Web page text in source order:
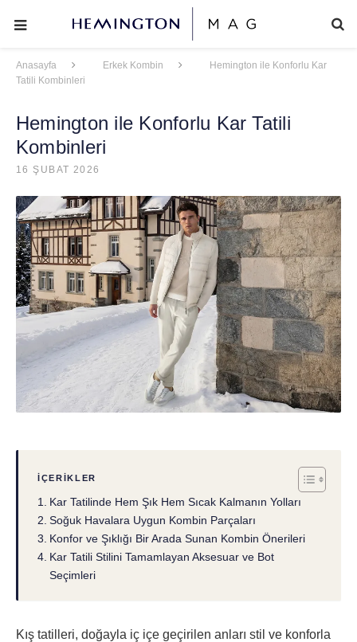
Anasayfa Erkek Kombin
Hemington ile Konforlu Kar
Tatili Kombinleri
Hemington ile Konforlu Kar Tatili
Kombinleri
16 ŞUBAT 2026
İÇERIKLER
Kar Tatilinde Hem Şık Hem Sıcak Kalmanın Yolları
Soğuk Havalara Uygun Kombin Parçaları
Konfor ve Şıklığı Bir Arada Sunan Kombin Önerileri
Kar Tatili Stilini Tamamlayan Aksesuar ve Bot
Seçimleri
Kış tatilleri, doğayla iç içe geçirilen anları stil ve konforla